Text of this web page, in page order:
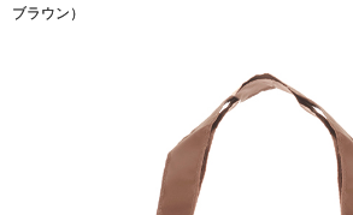
ブラウン）